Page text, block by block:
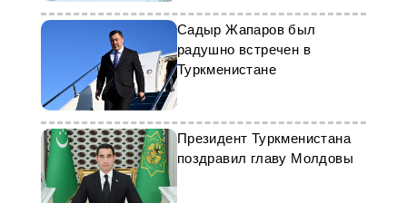
Садыр Жапаров был
радушно встречен в
Туркменистане
Президент Туркменистана
поздравил главу Молдовы